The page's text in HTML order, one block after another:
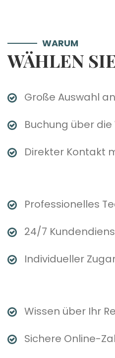
WARUM
WÄHLEN
Große Auswahl
Buchung über
Direkter Kontakt
Professionelles
24/7
Individueller
Wissen über Ihr
Sichere Online-